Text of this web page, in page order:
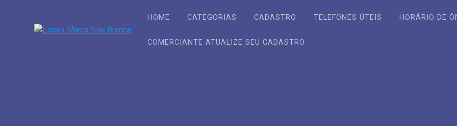
HOME CATEGORIAS CADASTRO TELEFONES ÚTEIS HORÁRIO DE
COMERCIANTE ATUALIZE SEU CADASTRO